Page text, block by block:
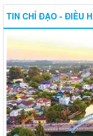
TIN CHỈ ĐẠO - ĐIỀU